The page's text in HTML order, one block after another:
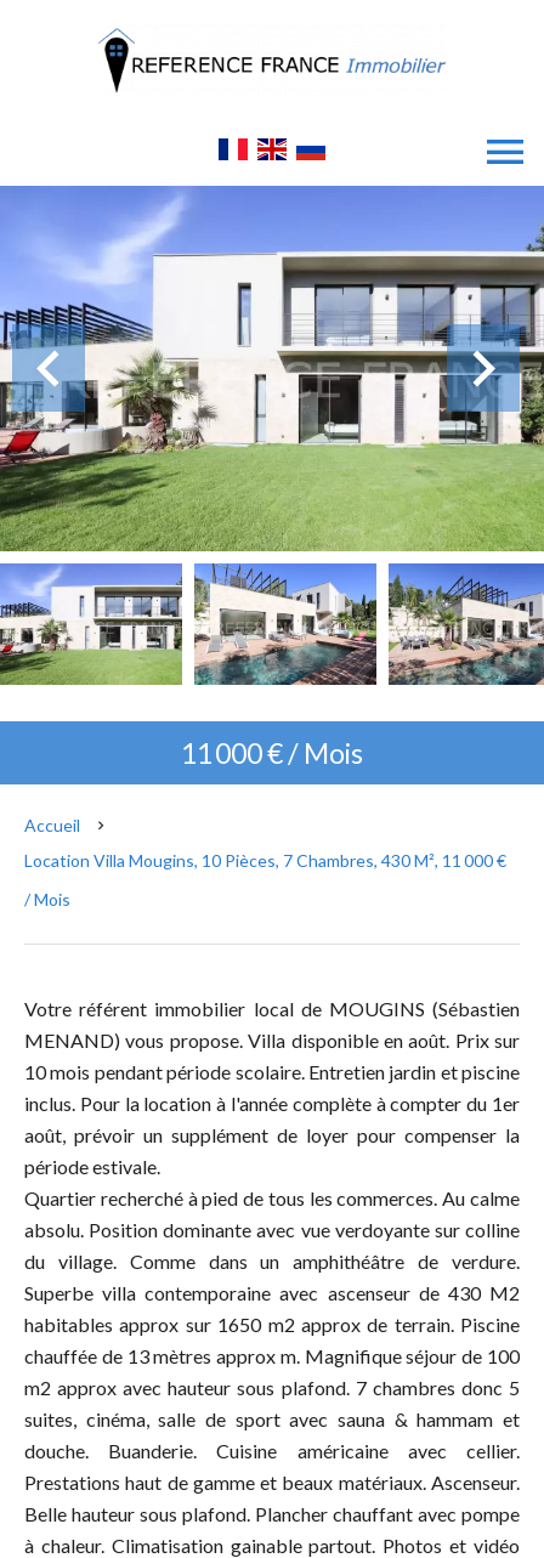
11 000 € / Mois
Accueil
Location Villa Mougins, 10 Pièces, 7 Chambres, 430 M², 11 000 €
/ Mois
Votre référent immobilier local de MOUGINS (Sébastien
MENAND) vous propose. Villa disponible en août. Prix sur
10 mois pendant période scolaire. Entretien jardin et piscine
inclus. Pour la location à l'année complète à compter du 1er
août, prévoir un supplément de loyer pour compenser la
période estivale.
Quartier recherché à pied de tous les commerces. Au calme
absolu. Position dominante avec vue verdoyante sur colline
du village. Comme dans un amphithéâtre de verdure.
Superbe villa contemporaine avec ascenseur de 430 M2
habitables approx sur 1650 m2 approx de terrain. Piscine
chauffée de 13 mètres approx m. Magnifique séjour de 100
m2 approx avec hauteur sous plafond. 7 chambres donc 5
suites, cinéma, salle de sport avec sauna & hammam et
douche. Buanderie. Cuisine américaine avec cellier.
Prestations haut de gamme et beaux matériaux. Ascenseur.
Belle hauteur sous plafond. Plancher chauffant avec pompe
à chaleur. Climatisation gainable partout. Photos et vidéo